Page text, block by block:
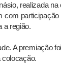
realizada
com participação
a região.
A premiação
colocação.